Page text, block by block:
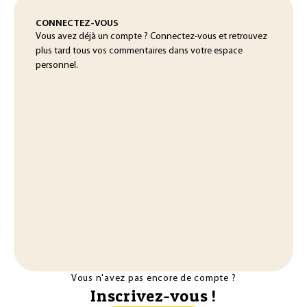
CONNECTEZ-VOUS
Vous avez déjà un compte ? Connectez-vous et retrouvez
plus tard tous vos commentaires dans votre espace
personnel.
Vous n'avez pas encore de compte ?
Inscrivez-vous !